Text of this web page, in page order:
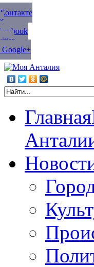
Главная